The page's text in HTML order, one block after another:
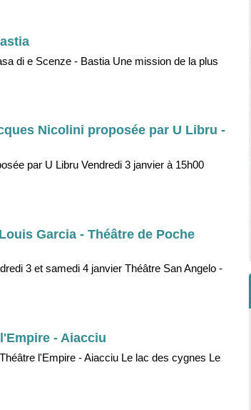
di e Scenze - Bastia Une mission de la plus
Nicolini proposée par U Libru -
par U Libru Vendredi 3 janvier à 15h00
Garcia - Théâtre de Poche
3 et samedi 4 janvier Théâtre San Angelo -
- Aiacciu
l'Empire - Aiacciu Le lac des cygnes Le